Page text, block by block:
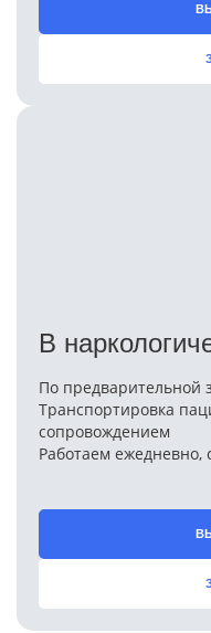
В
По предварительной
Транспортировка
сопровождением
Работаем ежедневно,